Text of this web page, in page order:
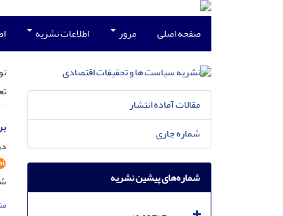
صفحه اصلی مرور اطلاعات نشریه
دوره
مقالات آماده انتشار
شماره جاری
شماره‌های پیشین نشریه